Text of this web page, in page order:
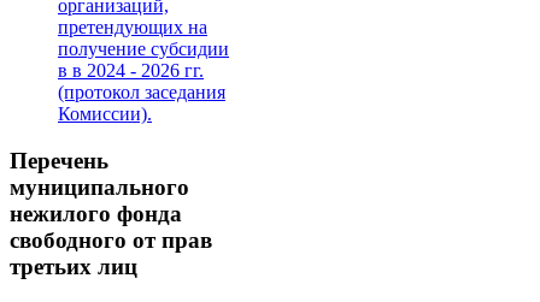
организаций,
претендующих на
получение субсидии
в в 2024 - 2026 гг.
(протокол заседания
Комиссии).
Перечень
муниципального
нежилого фонда
свободного от прав
третьих лиц